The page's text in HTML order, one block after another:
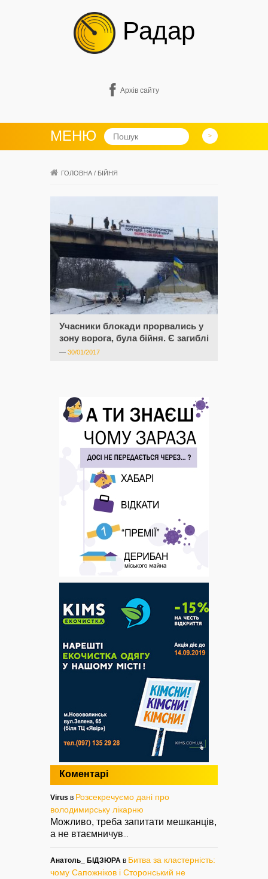
Радар
Архів сайту
МЕНЮ
ГОЛОВНА / БІЙНЯ
Учасники блокади прорвались у
зону ворога, була бійня. Є загиблі
— 30/01/2017
Коментарі
Virus в Розсекречуємо дані про
володимирську лікарню
Можливо, треба запитати мешканців,
а не втаємничув
Анатоль_ БІДЗЮРА в Битва за кластерність:
чому Сапожніков і Сторонський не